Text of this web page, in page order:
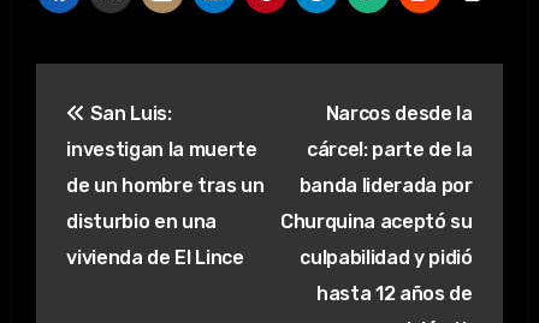
de
entradas
San Luis:
investigan la muerte
de un hombre tras un
disturbio en una
vivienda de El Lince
Narcos desde la
cárcel: parte de la
banda liderada por
Churquina aceptó su
culpabilidad y pidió
hasta 12 años de